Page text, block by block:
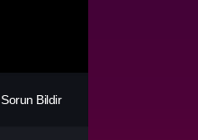
Sorun Bildir